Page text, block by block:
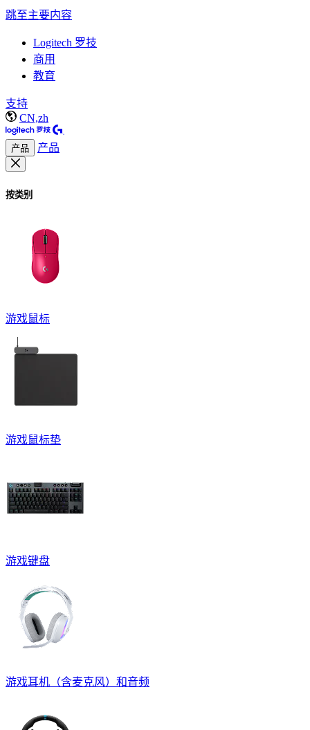
跳至主要内容
Logitech 罗技
商用
教育
支持
CN,zh
产品 产品
按类别
游戏鼠标
游戏鼠标垫
游戏键盘
游戏耳机（含麦克风）和音频